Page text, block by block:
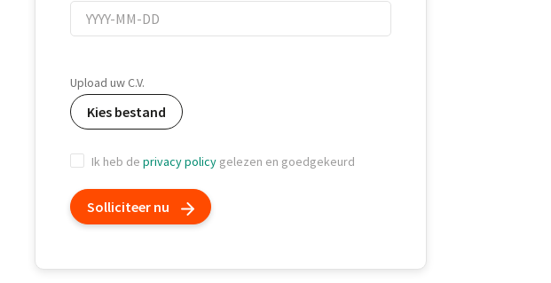
Upload uw C.V.
Kies bestand
Ik heb de privacy policy gelezen en goedgekeurd
Solliciteer nu